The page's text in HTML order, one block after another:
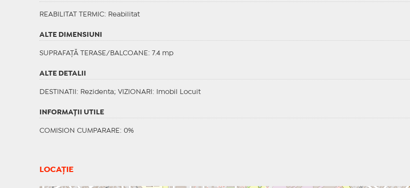
REABILITAT TERMIC: Reabilitat
ALTE DIMENSIUNI
SUPRAFAȚĂ TERASE/BALCOANE: 7.4 mp
ALTE DETALII
DESTINATII : Rezidenta; VIZIONARI : Imobil Locuit
INFORMAŢII UTILE
COMISION CUMPARARE: 0%
LOCAȚIE